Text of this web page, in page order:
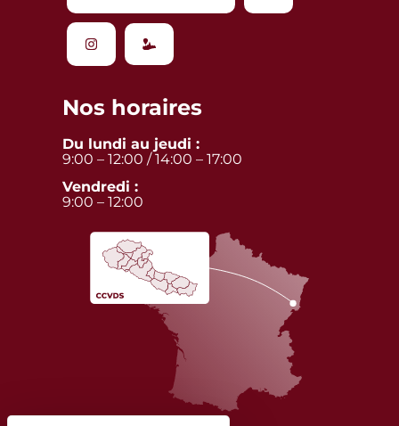
Nos horaires
Du lundi au jeudi :
9:00 – 12:00 / 14:00 – 17:00
Vendredi :
9:00 – 12:00